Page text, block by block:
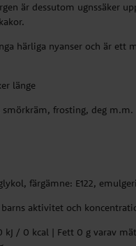
är dessutom ugnssäker
härliga nyanser och är ett
länge
frosting, deg m.m.
färgämne: E122,
barns aktivitet och
kJ / 0 kcal | Fett 0 g varav